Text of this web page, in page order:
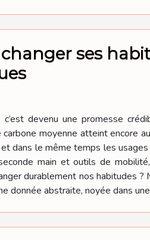
ses
devenu une promesse
carbone moyenne atteint encore
dans le même temps les
main et outils de
durablement nos habitudes ?
donnée abstraite, noyée dans